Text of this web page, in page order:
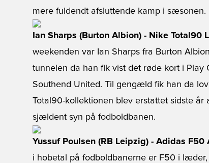
mere fuldendt afsluttende kamp i sæsonen.
Ian Sharps (Burton Albion) - Nike Total90
weekenden var Ian Sharps fra Burton
tunnelen da han fik vist det røde kort i Play
Southend United. Til gengæld fik han da
Total90-kollektionen blev erstattet sidste
sjældent syn på fodboldbanen.
Yussuf Poulsen (RB Leipzig) - Adidas F50
i hobetal på fodboldbanerne er F50 i læder,